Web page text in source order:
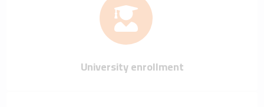
University enrollment